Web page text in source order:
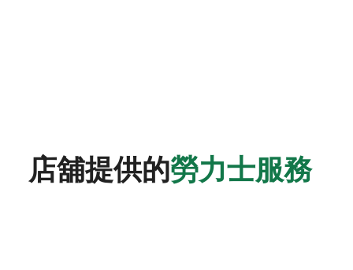
店舖提供的勞力士服務